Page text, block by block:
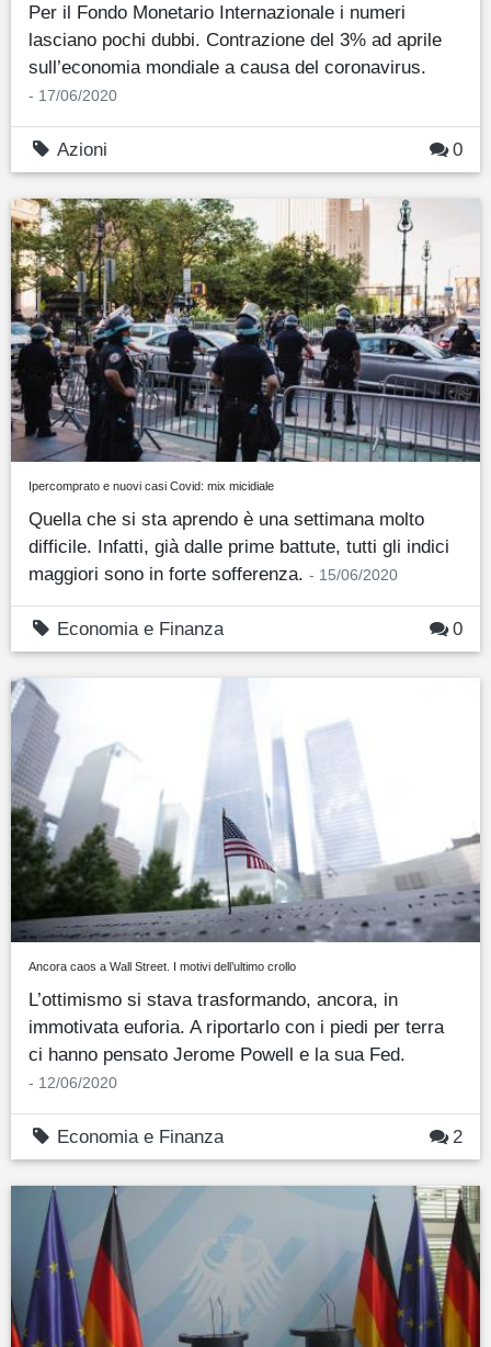
Per il Fondo Monetario Internazionale i numeri
lasciano pochi dubbi. Contrazione del 3% ad aprile
sull’economia mondiale a causa del coronavirus.
- 17/06/2020
Azioni 0
Ipercomprato e nuovi casi Covid: mix micidiale
Quella che si sta aprendo è una settimana molto
difficile. Infatti, già dalle prime battute, tutti gli indici
maggiori sono in forte sofferenza. - 15/06/2020
Economia e Finanza 0
Ancora caos a Wall Street. I motivi dell’ultimo crollo
L’ottimismo si stava trasformando, ancora, in
immotivata euforia. A riportarlo con i piedi per terra
ci hanno pensato Jerome Powell e la sua Fed.
- 12/06/2020
Economia e Finanza 2